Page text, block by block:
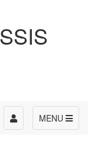
MENU
Toggle
navigation